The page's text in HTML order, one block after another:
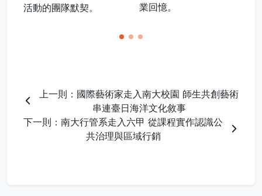
業回憶。
與師生情誼。
上一則：國際藝術家走入南大校園 師生共創藝術
串連臺日海洋文化敘事
下一則：南大行管系走入六甲 從課程實作認識公
共治理與區域行銷